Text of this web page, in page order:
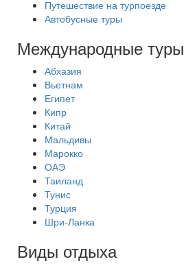
Путешествие на турпоезде
Автобусные туры
Международные туры
Абхазия
Вьетнам
Египет
Кипр
Китай
Мальдивы
Марокко
ОАЭ
Таиланд
Тунис
Турция
Шри-Ланка
Виды отдыха